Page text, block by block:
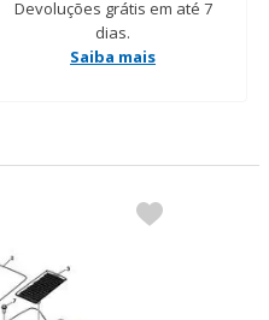
Devoluções grátis em até 7
dias.
Saiba mais